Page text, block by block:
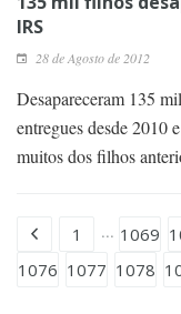
IRS
28 de Agosto de 2012
Desapareceram 135
entregues desde 2010
muitos dos filhos
1 ... 1069
1076 1077 1078